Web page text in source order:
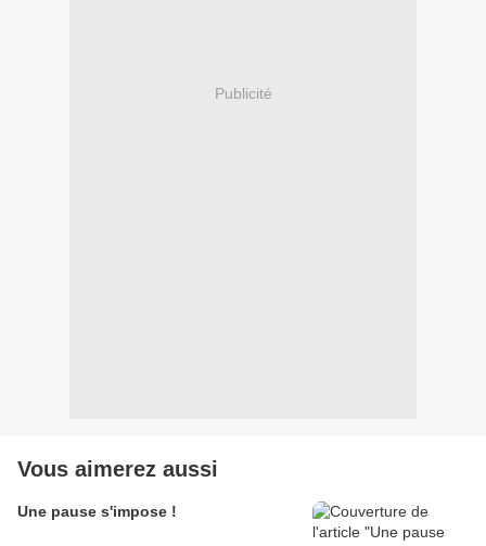
Publicité
Vous aimerez aussi
Une pause s'impose !